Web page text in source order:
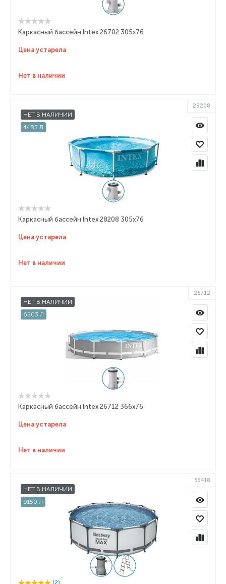
Каркасный бассейн Intex 26702 305x76
Цена устарела
Нет в наличии
НЕТ В НАЛИЧИИ
4485 Л
28208
Каркасный бассейн Intex 28208 305x76
Цена устарела
Нет в наличии
НЕТ В НАЛИЧИИ
6503 Л
26712
Каркасный бассейн Intex 26712 366x76
Цена устарела
Нет в наличии
НЕТ В НАЛИЧИИ
9150 Л
56418